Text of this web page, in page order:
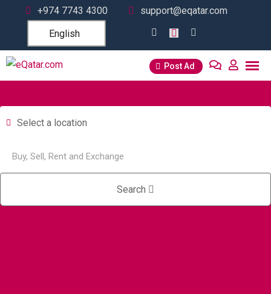
+974 7743 4300
support@eqatar.com
English
Post Ad
Select a location
Search